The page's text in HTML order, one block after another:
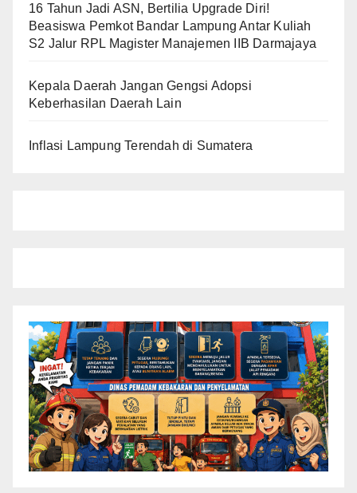
16 Tahun Jadi ASN, Bertilia Upgrade Diri!
Beasiswa Pemkot Bandar Lampung Antar Kuliah
S2 Jalur RPL Magister Manajemen IIB Darmajaya
Kepala Daerah Jangan Gengsi Adopsi
Keberhasilan Daerah Lain
Inflasi Lampung Terendah di Sumatera